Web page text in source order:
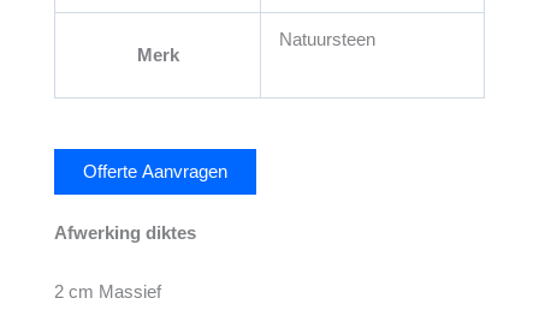
Merk
Natuursteen
Offerte Aanvragen
Afwerking diktes
2 cm Massief